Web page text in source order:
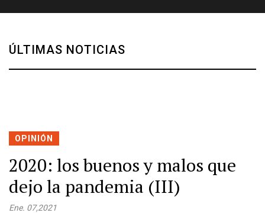
ÚLTIMAS NOTICIAS
OPINIÓN
2020: los buenos y malos que
dejo la pandemia (III)
Ene. 07,2021